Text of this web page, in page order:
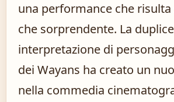
una performance che risulta
che sorprendente. La duplice
interpretazione di
dei Wayans ha creato un
nella commedia